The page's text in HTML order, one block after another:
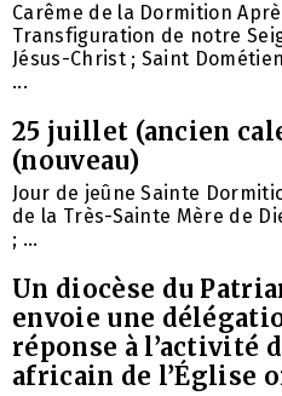
Carême de la Dormition
Transfiguration de notre
Jésus-Christ ; Saint
...
25 juillet (ancien
(nouveau)
Jour de jeûne Sainte
de la Très-Sainte Mère de
; ...
Un diocèse du
envoie une
réponse à l’activité
africain de l’Église